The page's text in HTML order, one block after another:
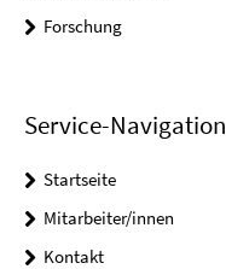
Forschung
Service-Navigation
Startseite
Mitarbeiter/innen
Kontakt